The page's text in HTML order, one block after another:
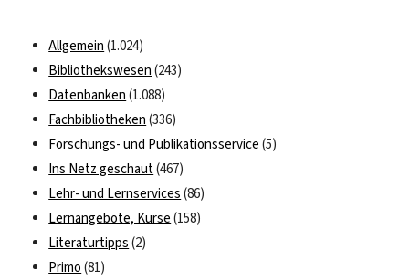
Allgemein (1.024)
Bibliothekswesen (243)
Datenbanken (1.088)
Fachbibliotheken (336)
Forschungs- und Publikationsservice (5)
Ins Netz geschaut(467)
Lehr- und Lernservices (86)
Lernangebote, Kurse (158)
Literaturtipps (2)
Primo (81)